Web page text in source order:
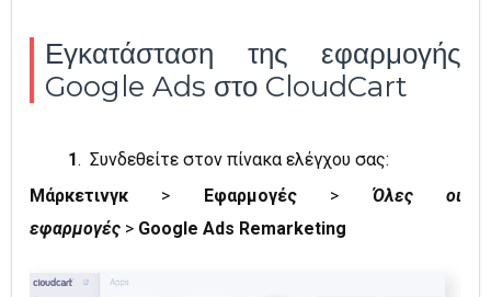
Εγκατάσταση της εφαρμογής
Google Ads στο CloudCart
1. Συνδεθείτε στον πίνακα ελέγχου σας:
Μάρκετινγκ > Εφαρμογές> Όλες οι
εφαρμογές > Google Ads Remarketing